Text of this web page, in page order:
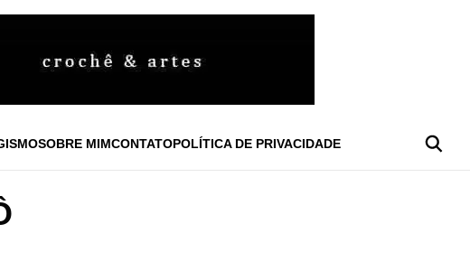
SOBRE MIMCONTATOPOLÍTICA DE PRIVACIDADE